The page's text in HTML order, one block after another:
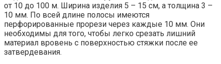
от 10 до 100 м. Ширина изделия 5 – 15 см, а толщина 3 –
10 мм. По всей длине полосы имеются
перфорированные прорези через каждые 10 мм. Они
необходимы для того, чтобы легко срезать лишний
материал вровень с поверхностью стяжки после ее
затвердевания.